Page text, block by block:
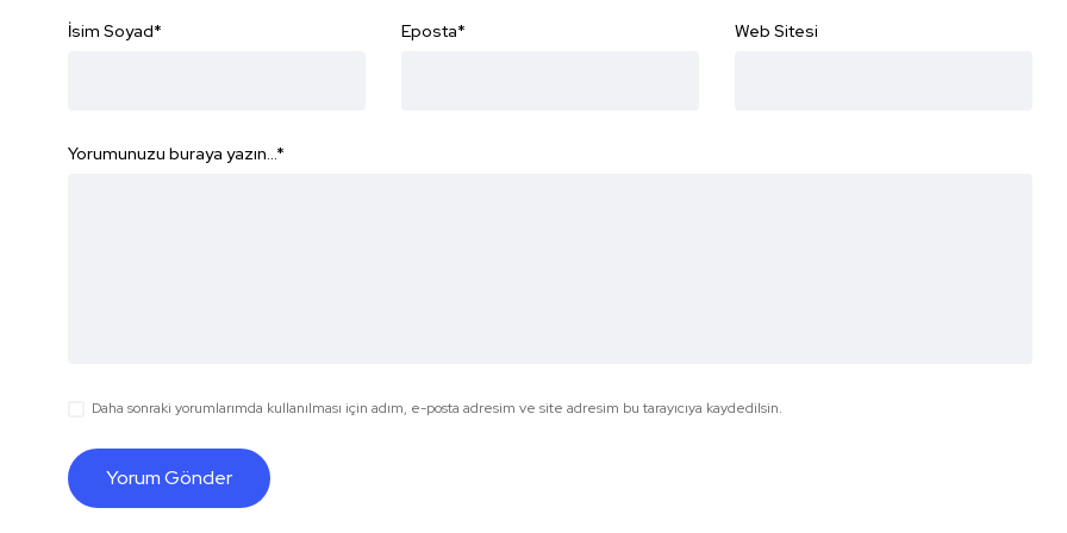
İsim Soyad* Eposta* Web Sitesi
Yorumunuzu buraya yazın...*
Daha sonraki yorumlarımda kullanılması için adım, e-posta adresim ve site adresim bu tarayıcıya kaydedilsin.